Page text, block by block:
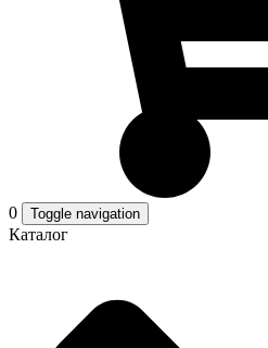
0 Toggle navigation
Каталог